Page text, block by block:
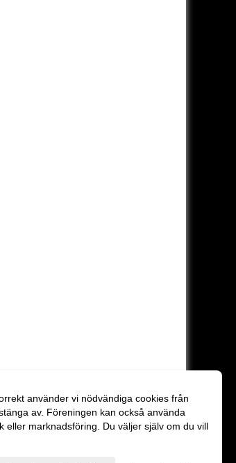
använder vi nödvändiga cookies från
av. Föreningen kan också använda
eller marknadsföring. Du väljer själv om du vill